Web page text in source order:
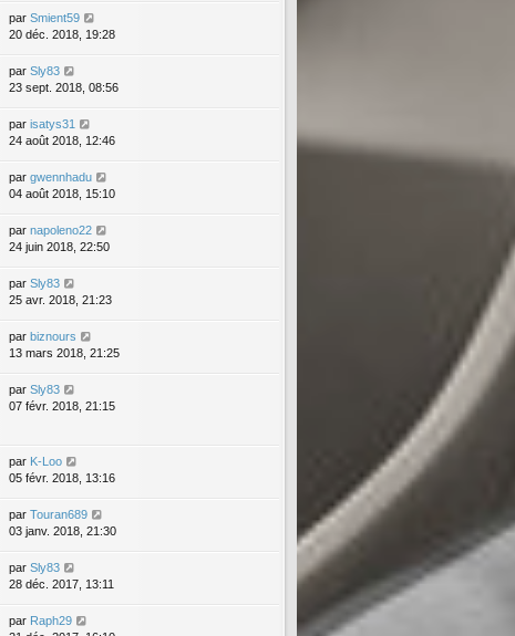
par Smient59
20 déc. 2018, 19:28
par Sly83
23 sept. 2018, 08:56
par isatys31
24 août 2018, 12:46
par gwennhadu
04 août 2018, 15:10
par napoleno22
24 juin 2018, 22:50
par Sly83
25 avr. 2018, 21:23
par biznours
13 mars 2018, 21:25
par Sly83
07 févr. 2018, 21:15
par K-Loo
05 févr. 2018, 13:16
par Touran689
03 janv. 2018, 21:30
par Sly83
28 déc. 2017, 13:11
par Raph29